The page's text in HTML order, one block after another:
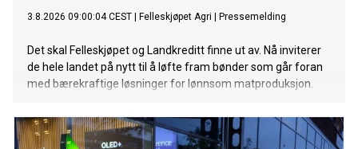
3.8.2026 09:00:04 CEST Felleskjøpet Agri Pressemelding
Det skal Felleskjøpet og Landkreditt finne ut av. Nå inviterer
de hele landet på nytt til å løfte fram bønder som går foran
med bærekraftige løsninger for lønnsom matproduksjon.